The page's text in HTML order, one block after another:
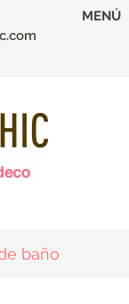
MENÚ
baño